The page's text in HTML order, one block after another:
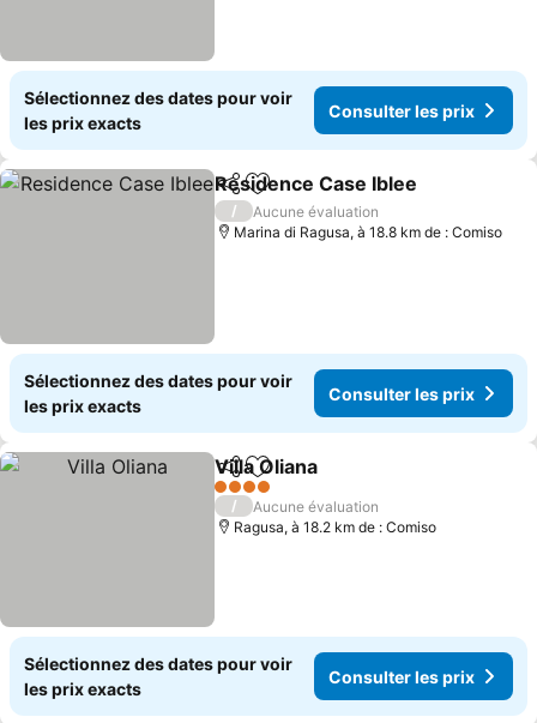
Sélectionnez des dates pour voir
les prix exacts
Consulter les prix
PartagerAjouter à mes favoris
Residence Case Iblee
/
Aucune évaluation
Marina di Ragusa, à 18.8 km de : Comiso
Sélectionnez des dates pour voir
les prix exacts
Consulter les prix
PartagerAjouter à mes favoris
Villa Oliana
4 Étoiles
/
Aucune évaluation
Ragusa, à 18.2 km de : Comiso
Sélectionnez des dates pour voir
les prix exacts
Consulter les prix